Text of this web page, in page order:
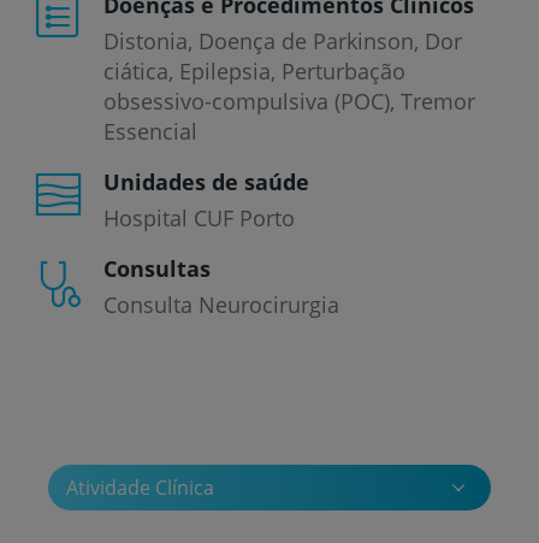
Distonia Doença de Parkinson Dor
ciática Epilepsia Perturbação
obsessivo-compulsiva (POC) Tremor
Essencial
Unidades de saúde
Hospital CUF Porto
Consultas
Consulta Neurocirurgia
Atividade Clínica